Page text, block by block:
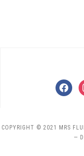
COPYRIGHT © 2021 MRS
—